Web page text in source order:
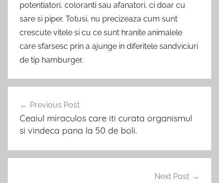
potentiatori, coloranti sau afanatori, ci doar cu
sare si piper. Totusi, nu precizeaza cum sunt
crescute vitele si cu ce sunt hranite animalele
care sfarsesc prin a ajunge in diferitele sandviciuri
de tip hamburger.
navigation
Previous Post
Ceaiul miraculos care iti curata organismul
si vindeca pana la 50 de boli.
Next Post